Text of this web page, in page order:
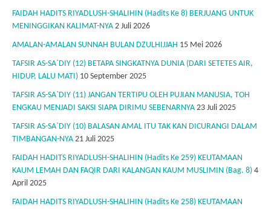
FAIDAH HADITS RIYADLUSH-SHALIHIN (Hadits Ke 8) BERJUANG UNTUK
MENINGGIKAN KALIMAT-NYA 2 Juli 2026
AMALAN-AMALAN SUNNAH BULAN DZULHIJJAH 15 Mei 2026
TAFSIR AS-SA`DIY (12) BETAPA SINGKATNYA DUNIA (DARI SETETES AIR,
HIDUP, LALU MATI) 10 September 2025
TAFSIR AS-SA`DIY (11) JANGAN TERTIPU OLEH PUJIAN MANUSIA, TOH
ENGKAU MENJADI SAKSI SIAPA DIRIMU SEBENARNYA 23 Juli 2025
TAFSIR AS-SA`DIY (10) BALASAN AMAL ITU TAK KAN DICURANGI DALAM
TIMBANGAN-NYA 21 Juli 2025
FAIDAH HADITS RIYADLUSH-SHALIHIN (Hadits Ke 259) KEUTAMAAN
KAUM LEMAH DAN FAQIR DARI KALANGAN KAUM MUSLIMIN (Bag. 8) 4
April 2025
FAIDAH HADITS RIYADLUSH-SHALIHIN (Hadits Ke 258) KEUTAMAAN